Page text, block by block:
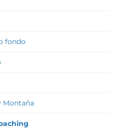
fondo
Montaña